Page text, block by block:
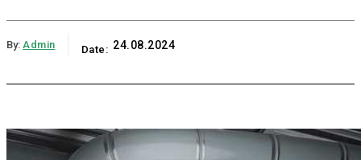
By: Admin Date: 24.08.2024